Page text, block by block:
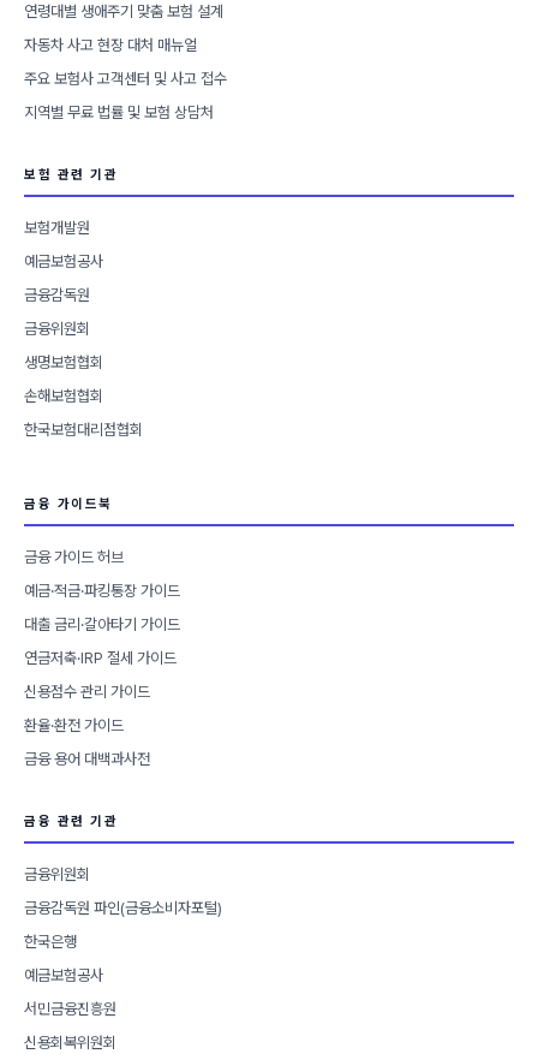
연령대별 생애주기 맞춤 보험 설계
자동차 사고 현장 대처 매뉴얼
주요 보험사 고객센터 및 사고 접수
지역별 무료 법률 및 보험 상담처
보험 관련 기관
보험개발원
예금보험공사
금융감독원
금융위원회
생명보험협회
손해보험협회
한국보험대리점협회
금융 가이드북
금융 가이드 허브
예금·적금·파킹통장 가이드
대출 금리·갈아타기 가이드
연금저축·IRP 절세 가이드
신용점수 관리 가이드
환율·환전 가이드
금융 용어 대백과사전
금융 관련 기관
금융위원회
금융감독원 파인(금융소비자포털)
한국은행
예금보험공사
서민금융진흥원
신용회복위원회